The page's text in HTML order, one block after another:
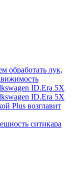
обработать лук,
ID.Era 5X
ID.Era 5X
Plus возглавит
ситикара